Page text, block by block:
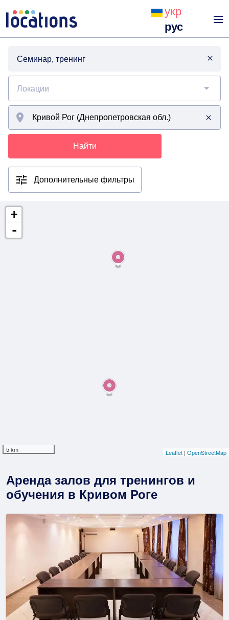
укр
рус
Семинар, тренинг
Локации
Найти
Дополнительные фильтры
Аренда залов для тренингов и
обучения в Кривом Роге
+
-
5 km Leaflet | OpenStreetMap